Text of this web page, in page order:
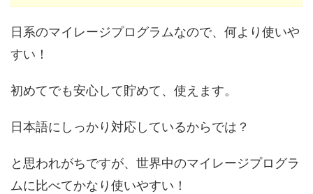
日系のマイレージプログラムなので、何より使いや
すい！
初めてでも安心して貯めて、使えます。
日本語にしっかり対応しているからでは？
と思われがちですが、世界中のマイレージプログラ
ムに比べてかなり使いやすい！